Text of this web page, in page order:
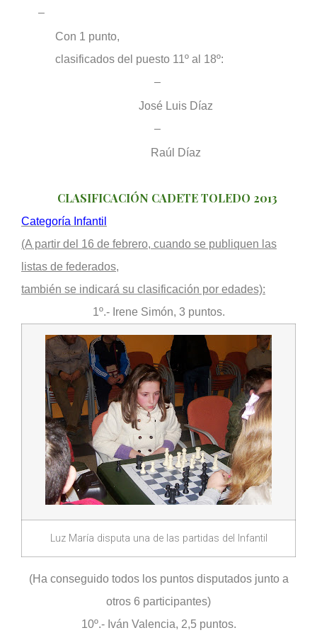
–
Con 1 punto,
clasificados del puesto 11º al 18º:
–
José Luis Díaz
–
Raúl Díaz
CLASIFICACIÓN CADETE TOLEDO 2013
Categoría Infantil
(A partir del 16 de febrero, cuando se publiquen las
listas de federados,
también se indicará su clasificación por edades):
1º.- Irene Simón, 3 puntos.
Luz María disputa una de las partidas del Infantil
(Ha conseguido todos los puntos disputados junto a
otros 6 participantes)
10º.- Iván Valencia, 2,5 puntos.